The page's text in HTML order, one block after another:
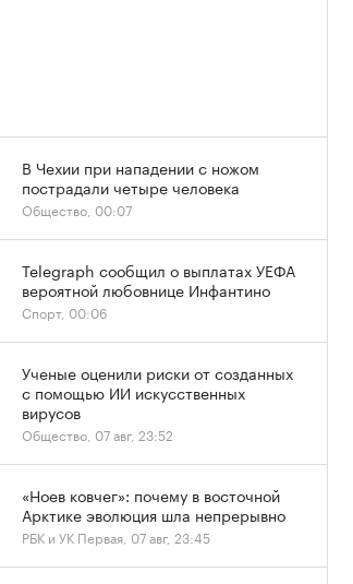
В Чехии при нападении с ножом
пострадали четыре человека
Общество, 00:07
Telegraph сообщил о выплатах УЕФА
вероятной любовнице Инфантино
Спорт, 00:06
Ученые оценили риски от созданных
с помощью ИИ искусственных
вирусов
Общество, 07 авг, 23:52
«Ноев ковчег»: почему в восточной
Арктике эволюция шла непрерывно
РБК и УК Первая, 07 авг, 23:45